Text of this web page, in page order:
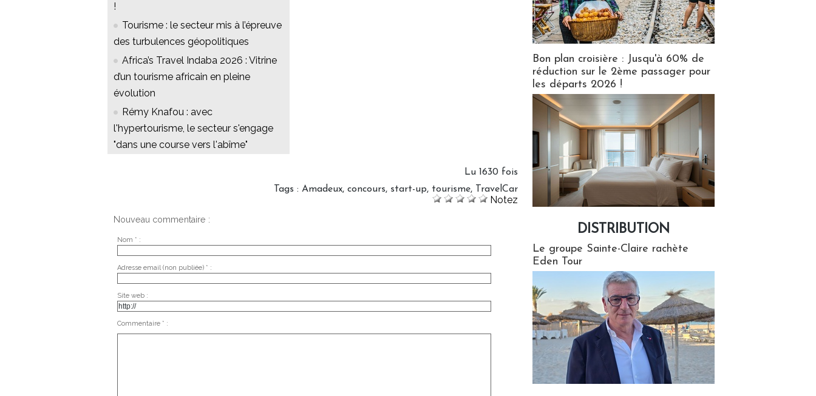
!
Tourisme : le secteur mis à l’épreuve
des turbulences géopolitiques
Africa’s Travel Indaba 2026 : Vitrine
d’un tourisme africain en pleine
évolution
Rémy Knafou : avec
l'hypertourisme, le secteur s'engage
"dans une course vers l'abîme"
Lu 1630 fois
Tags : Amadeux, concours, start-up, tourisme, TravelCar
Notez
Nouveau commentaire :
Nom * :
Adresse email (non publiée) * :
Site web :
Commentaire * :
Bon plan croisière : Jusqu'à 60% de
réduction sur le 2ème passager pour
les départs 2026 !
DISTRIBUTION
Le groupe Sainte-Claire rachète
Eden Tour